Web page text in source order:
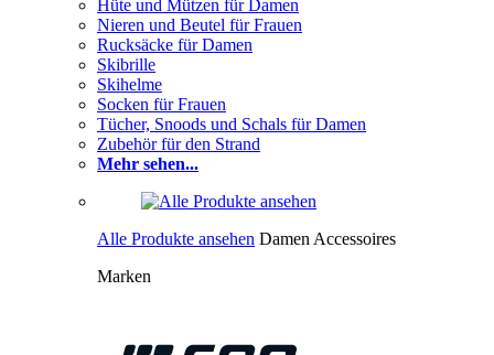
Hüte und Mützen für Damen
Nieren und Beutel für Frauen
Rucksäcke für Damen
Skibrille
Skihelme
Socken für Frauen
Tücher, Snoods und Schals für Damen
Zubehör für den Strand
Mehr sehen...
Alle Produkte ansehen Damen Accessoires
Marken